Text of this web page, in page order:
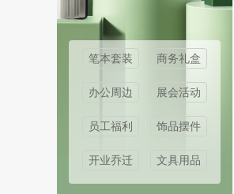
笔本套装 商务礼盒
办公周边 展会活动
员工福利 饰品摆件
开业乔迁 文具用品